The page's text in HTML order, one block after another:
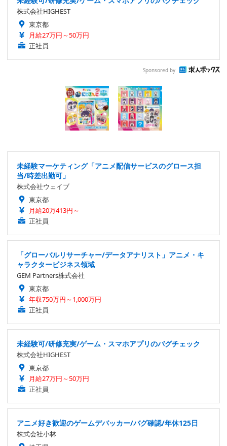
株式会社HIGHEST
東京都
月給27万円～50万円
正社員
Sponsored by
未経験マーケティング「アニメ配信サービスのグロース担
当/時差出勤可」
株式会社ウェイブ
東京都
月給20万413円～
正社員
「グローバルリサーチャー/データアナリスト」アニメ・キ
ャラクタービジネス領域
GEM Partners株式会社
東京都
年収750万円～1,000万円
正社員
未経験可/研修充実/ゲーム・スマホアプリのバグチェック
株式会社HIGHEST
東京都
月給27万円～50万円
正社員
アニメ好き歓迎のゲームデバッカー/バグ確認/年休125日
株式会社小林